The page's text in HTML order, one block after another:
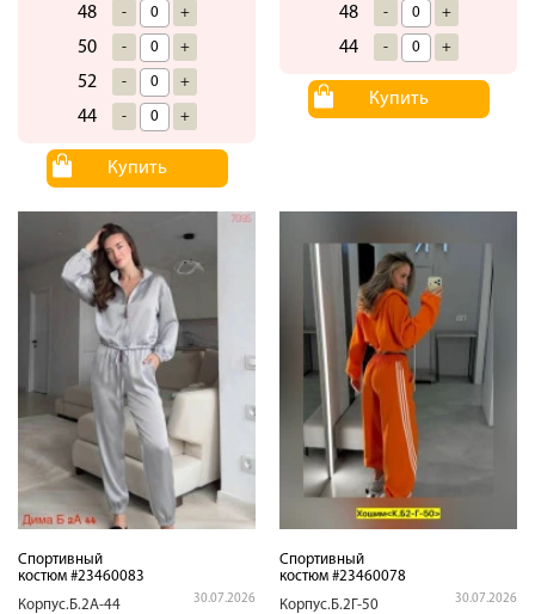
48 - +
50 - +
52 - +
44 - +
Купить
48 - +
44 - +
Купить
Спортивный
костюм #23460083
Корпус.Б.2А-44
30.07.2026
Спортивный
костюм #23460078
Корпус.Б.2Г-50
30.07.2026